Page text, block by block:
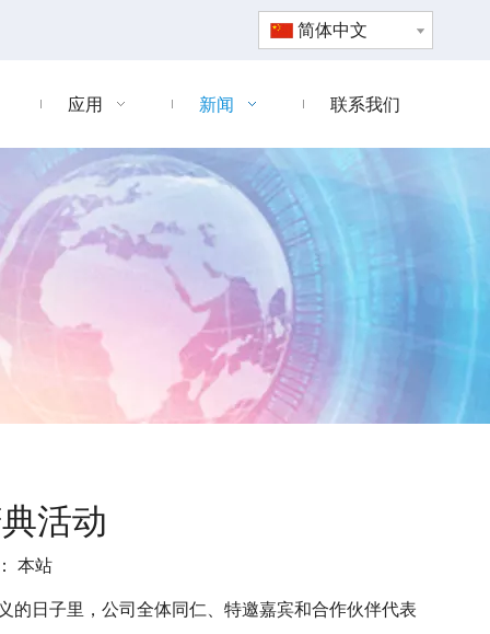
简体中文
应用 新闻 联系我们
活动
本站
日子里，公司全体同仁、特邀嘉宾和合作伙伴代表